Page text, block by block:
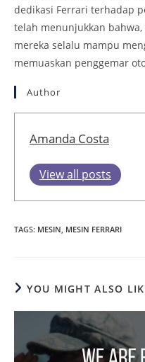
dedikasi Ferrari terhadap
telah menunjukkan
mereka selalu mampu
memuaskan penggemar
Author
Amanda Costa
View all posts
TAGS: MESIN, MESIN FERRARI
YOU MIGHT ALSO